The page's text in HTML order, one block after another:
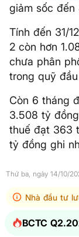
giảm sốc
Tính đến 31/
2 còn hơn
chưa phân
trong quỹ
Còn 6 tháng
3.508 tỷ
thuế đạt 363
tỷ đồng ghi
Thứ ba, ngày 14/10/
Nhà đầu tư
BCTC